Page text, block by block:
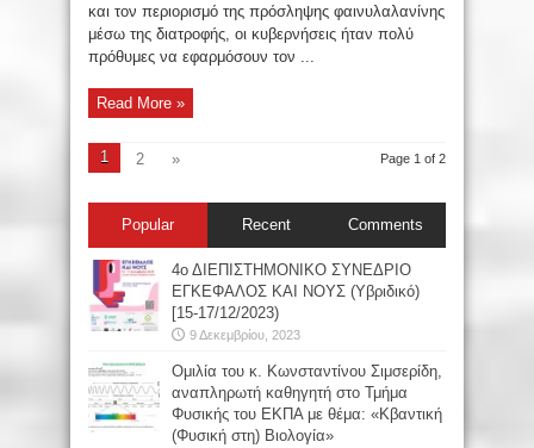
και τον περιορισμό της πρόσληψης φαινυλαλανίνης
μέσω της διατροφής, οι κυβερνήσεις ήταν πολύ
πρόθυμες να εφαρμόσουν τον ...
Read More »
Page 1 of 2
1 2 »
Popular Recent Comments
4ο ΔΙΕΠΙΣΤΗΜΟΝΙΚΟ ΣΥΝΕΔΡΙΟ
ΕΓΚΕΦΑΛΟΣ ΚΑΙ ΝΟΥΣ (Υβριδικό)
[15-17/12/2023)
9 Δεκεμβρίου, 2023
Oμιλία του κ. Κωνσταντίνου Σιμσερίδη,
αναπληρωτή καθηγητή στο Τμήμα
Φυσικής του ΕΚΠΑ με θέμα: «Κβαντική
(Φυσική στη) Βιολογία»